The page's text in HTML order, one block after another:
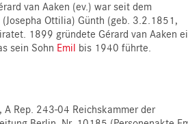
van Aaken (ev.) war seit dem
Ottilia) Günth (geb. 3.2.1851,
1899 gründete Gérard van Aaken
sein Sohn Emil bis 1940 führte.
A Rep. 243-04 Reichskammer der